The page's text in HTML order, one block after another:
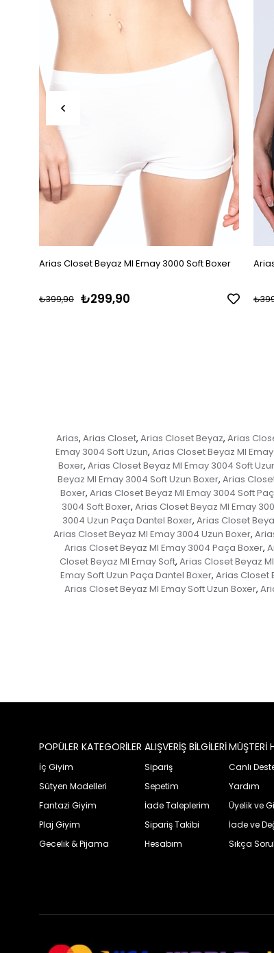
Arias Closet Beyaz MI Emay 3000 Soft Boxer
₺299,90
₺399,90
Arias, Arias Closet, Arias Closet Beyaz, Arias
Emay 3004 Soft Uzun, Arias Closet Beyaz MI
Boxer, Arias Closet Beyaz MI Emay 3004 Soft
Beyaz MI Emay 3004 Soft Uzun Boxer, Arias
Boxer, Arias Closet Beyaz MI Emay 3004 Soft
3004 Soft Boxer, Arias Closet Beyaz MI Emay
3004 Uzun Paça Dantel Boxer, Arias Closet
Arias Closet Beyaz MI Emay 3004 Uzun Boxer,
Arias Closet Beyaz MI Emay 3004 Paça Boxer,
Closet Beyaz MI Emay Soft, Arias Closet Beyaz
Emay Soft Uzun Paça Dantel Boxer, Arias Closet
Arias Closet Beyaz MI Emay Soft Uzun Boxer,
POPÜLER KATEGORİLER
İç Giyim
Sütyen Modelleri
Fantazi Giyim
Plaj Giyim
Gecelik & Pijama
ALIŞVERİŞ BİLGİLERİ
Sipariş
Sepetim
İade Taleplerim
Sipariş Takibi
Hesabım
MÜŞTERİ
Canlı
Yardım
Üyelik ve
İade ve
Sıkça